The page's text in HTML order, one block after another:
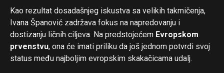
Kao rezultat dosadašnjeg iskustva sa velikih takmičenja,
Ivana Španović zadržava fokus na napredovanju i
dostizanju ličnih ciljeva. Na predstojećem Evropskom
prvenstvu, ona će imati priliku da još jednom potvrdi svoj
status među najboljim evropskim skakačicama udalj.